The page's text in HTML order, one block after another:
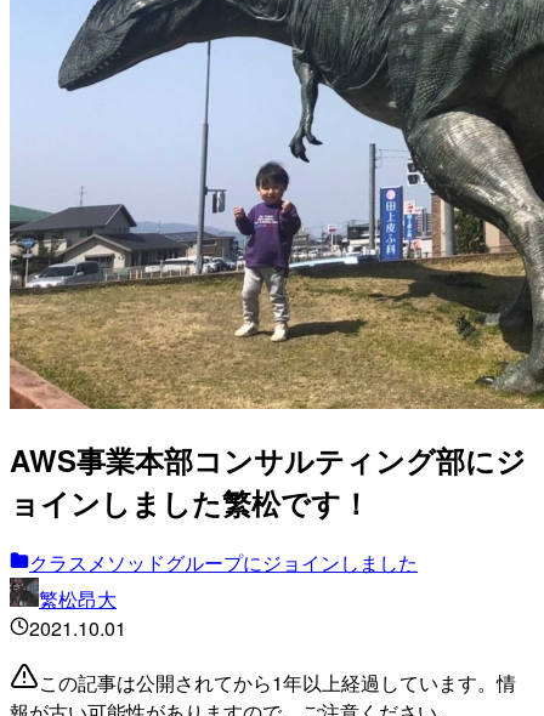
AWS事業本部コンサルティング部にジ
ョインしました繁松です！
クラスメソッドグループにジョインしました
繁松昂大
2021.10.01
この記事は公開されてから1年以上経過しています。情